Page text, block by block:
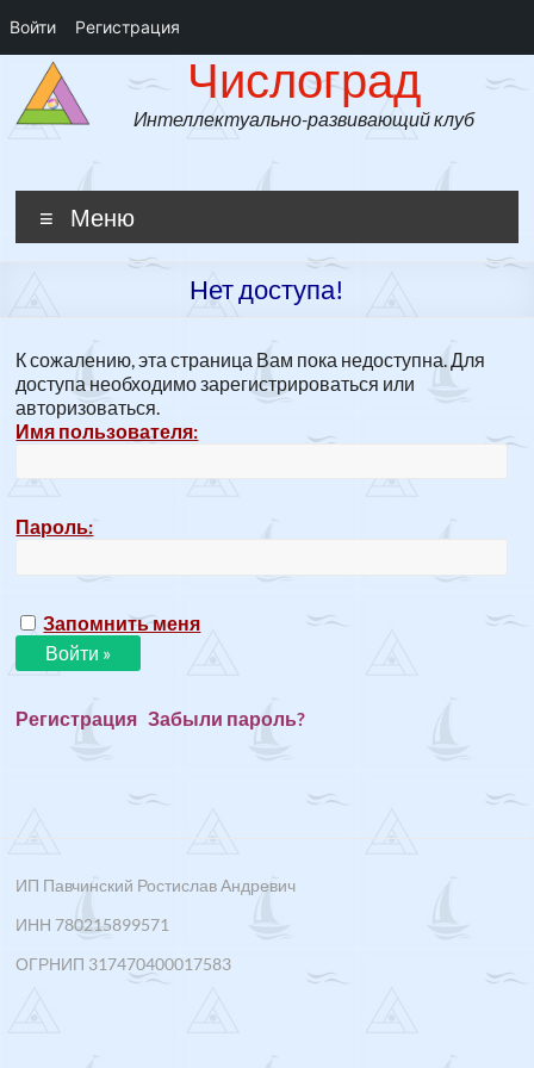
Войти Регистрация
Перейти
содержимому
ЧислоградЧислоград
Интеллектуально-развивающий клуб
Меню
Нет доступа!
К сожалению, эта страница Вам пока недоступна. Для
доступа необходимо зарегистрироваться или
авторизоваться.
Имя пользователя:
Пароль:
Запомнить меня
Регистрация Забыли пароль?
ИП Павчинский Ростислав Андревич
ИНН 780215899571
ОГРНИП 317470400017583